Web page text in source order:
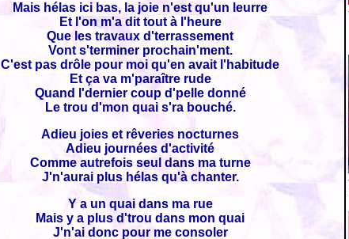
Mais hélas ici bas, la joie n'est qu'un leurre
Et l'on m'a dit tout à l'heure
Que les travaux d'terrassement
Vont s'terminer prochain'ment.
C'est pas drôle pour moi qu'en avait l'habitude
Et ça va m'paraître rude
Quand l'dernier coup d'pelle donné
Le trou d'mon quai s'ra bouché.
Adieu joies et rêveries nocturnes
Adieu journées d'activité
Comme autrefois seul dans ma turne
J'n'aurai plus hélas qu'à chanter.
Y a un quai dans ma rue
Mais y a plus d'trou dans mon quai
J'n'ai donc pour me consoler